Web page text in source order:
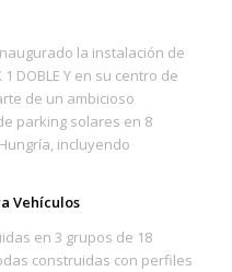
la instalación de
DOBLE Y en su centro de
de un ambicioso
parking solares en 8
incluyendo
Vehículos
en 3 grupos de 18
construidas con perfiles